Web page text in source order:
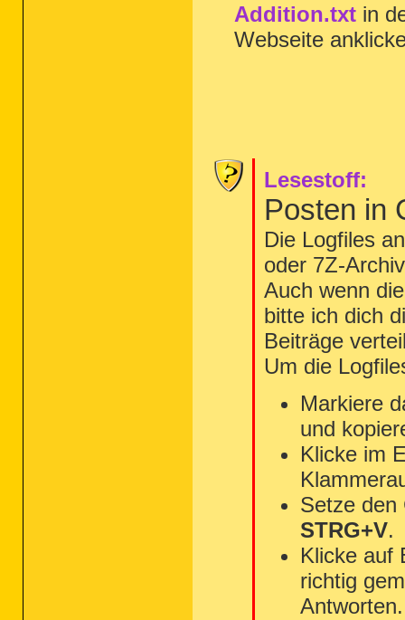
Addition.txt in
Webseite
Lesestoff:
Posten in
Die Logfiles
oder 7Z-
Auch wenn
bitte ich dich
Beiträge
Um die
Markiere
und
Klicke im
Setze den
STRG+V.
Klicke auf
richtig
Antworten.